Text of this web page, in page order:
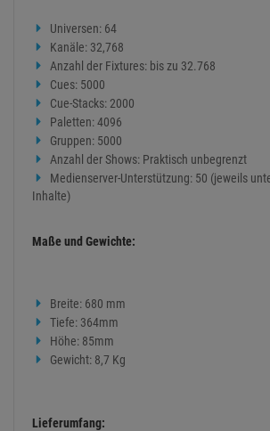
Universen: 64
Kanäle: 32,768
Anzahl der Fixtures: bis zu 32.768
Cues: 5000
Cue-Stacks: 2000
Paletten: 4096
Gruppen: 5000
Anzahl der Shows: Praktisch unbegrenzt
Medienserver-Unterstützung: 50 (jeweils
Inhalte)
Maße und Gewichte:
Breite: 680 mm
Tiefe: 364mm
Höhe: 85mm
Gewicht: 8,7 Kg
Lieferumfang: